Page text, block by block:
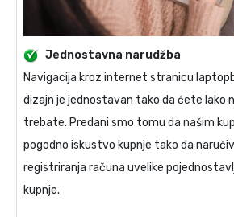
Jednostavna narudžba
Navigacija kroz internet stranicu
dizajn je jednostavan tako da ćete lako
trebate. Predani smo tomu da našim
pogodno iskustvo kupnje tako da
registriranja računa uvelike
kupnje.